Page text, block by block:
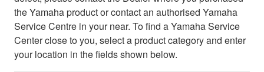
the Yamaha product or contact an authorised Yamaha
Service Centre in your near. To find a Yamaha Service
Center close to you, select a product category and enter
your location in the fields shown below.